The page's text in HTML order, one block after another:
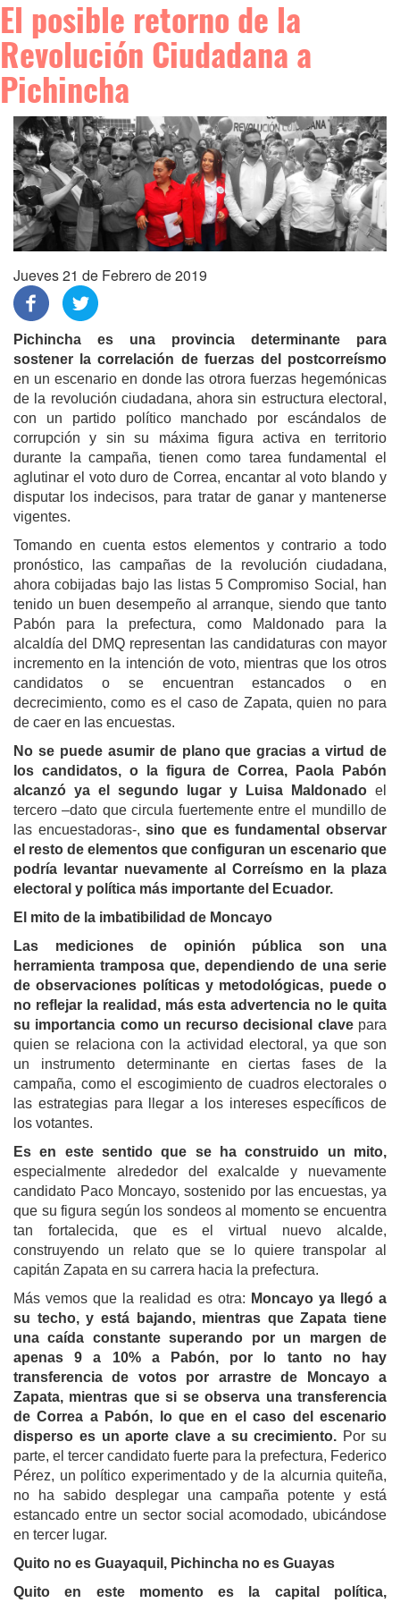
El posible retorno de la
Revolución Ciudadana a
Pichincha
Jueves 21 de Febrero de 2019
Pichincha es una provincia determinante para
sostener la correlación de fuerzas del postcorreísmo
en un escenario en donde las otrora fuerzas hegemónicas
de la revolución ciudadana, ahora sin estructura electoral,
con un partido político manchado por escándalos de
corrupción y sin su máxima figura activa en territorio
durante la campaña, tienen como tarea fundamental el
aglutinar el voto duro de Correa, encantar al voto blando y
disputar los indecisos, para tratar de ganar y mantenerse
vigentes.
Tomando en cuenta estos elementos y contrario a todo
pronóstico, las campañas de la revolución ciudadana,
ahora cobijadas bajo las listas 5 Compromiso Social, han
tenido un buen desempeño al arranque, siendo que tanto
Pabón para la prefectura, como Maldonado para la
alcaldía del DMQ representan las candidaturas con mayor
incremento en la intención de voto, mientras que los otros
candidatos o se encuentran estancados o en
decrecimiento, como es el caso de Zapata, quien no para
de caer en las encuestas.
No se puede asumir de plano que gracias a virtud de
los candidatos, o la figura de Correa, Paola Pabón
alcanzó ya el segundo lugar y Luisa Maldonado el
tercero –dato que circula fuertemente entre el mundillo de
las encuestadoras-,sino que es fundamental observar
el resto de elementos que configuran un escenario que
podría levantar nuevamente al Correísmo en la plaza
electoral y política más importante del Ecuador.
El mito de la imbatibilidad de Moncayo
Las mediciones de opinión pública son una
herramienta tramposa que, dependiendo de una serie
de observaciones políticas y metodológicas, puede o
no reflejar la realidad, más esta advertencia no le quita
su importancia como un recurso decisional clave para
quien se relaciona con la actividad electoral, ya que son
un instrumento determinante en ciertas fases de la
campaña, como el escogimiento de cuadros electorales o
las estrategias para llegar a los intereses específicos de
los votantes.
Es en este sentido que se ha construido un mito,
especialmente alrededor del exalcalde y nuevamente
candidato Paco Moncayo, sostenido por las encuestas, ya
que su figura según los sondeos al momento se encuentra
tan fortalecida, que es el virtual nuevo alcalde,
construyendo un relato que se lo quiere transpolar al
capitán Zapata en su carrera hacia la prefectura.
Más vemos que la realidad es otra: Moncayo ya llegó a
su techo, y está bajando, mientras que Zapata tiene
una caída constante superando por un margen de
apenas 9 a 10% a Pabón, por lo tanto no hay
transferencia de votos por arrastre de Moncayo a
Zapata, mientras que si se observa una transferencia
de Correa a Pabón, lo que en el caso del escenario
disperso es un aporte clave a su crecimiento. Por su
parte, el tercer candidato fuerte para la prefectura, Federico
Pérez, un político experimentado y de la alcurnia quiteña,
no ha sabido desplegar una campaña potente y está
estancado entre un sector social acomodado, ubicándose
en tercer lugar.
Quito no es Guayaquil, Pichincha no es Guayas
Quito en este momento es la capital política,